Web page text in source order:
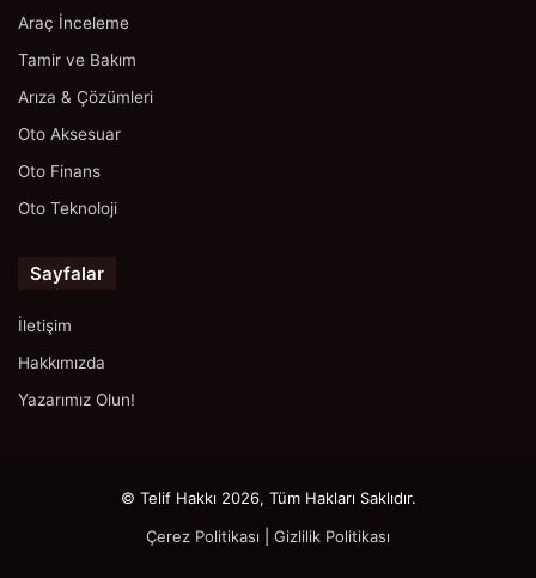
Araç İnceleme
Tamir ve Bakım
Arıza & Çözümleri
Oto Aksesuar
Oto Finans
Oto Teknoloji
Sayfalar
İletişim
Hakkımızda
Yazarımız Olun!
© Telif Hakkı 2026, Tüm Hakları Saklıdır.
Çerez Politikası
Gizlilik Politikası